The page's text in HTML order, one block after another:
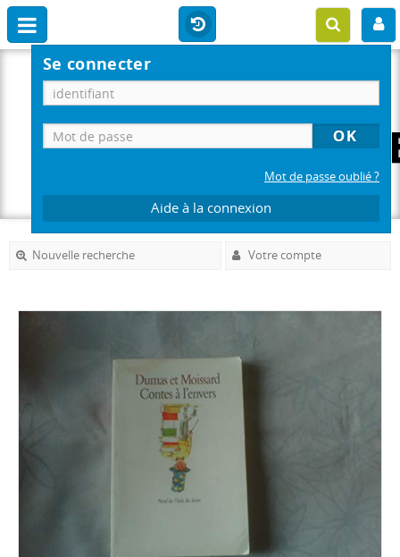
Se connecter
Mot de passe oublié ?
Aide à la connexion
Nouvelle recherche Votre compte